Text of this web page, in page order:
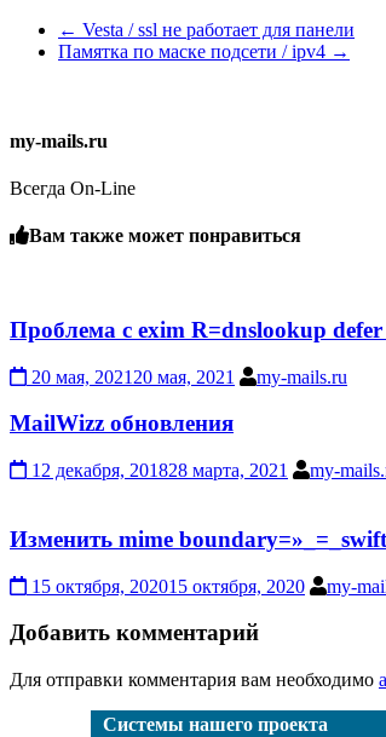
← Vesta / ssl не работает для панели
Памятка по маске подсети / ipv4 →
my-mails.ru
Всегда On-Line
Вам также может понравиться
Проблема с exim R=dnslookup
20 мая, 2021 20 мая, 2021 my-mails.ru
MailWizz обновления
12 декабря, 201828 марта, 2021 my-
Изменить mime
15 октября, 202015 октября, 2020 my-
Добавить комментарий
Для отправки комментария вам необходимо
Cистемы нашего проекта